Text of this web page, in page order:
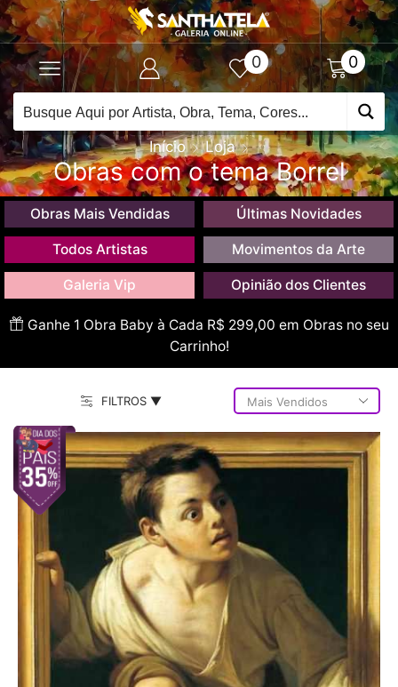
0 0
Início Loja
Obras com o tema Borrel
Obras Mais Vendidas Últimas Novidades
Todos Artistas Movimentos da Arte
Galeria Vip Opinião dos Clientes
Ganhe 1 Obra Baby à Cada R$ 299,00 em Obras no seu
Carrinho!
FILTROS ▼